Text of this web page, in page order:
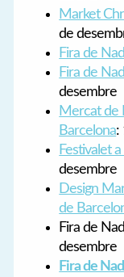
Market
de
Fira de
Fira de
desembre
Mercat de
Barcelona:
Festivalet
desembre
Design
de
Fira de
desembre
Fira de